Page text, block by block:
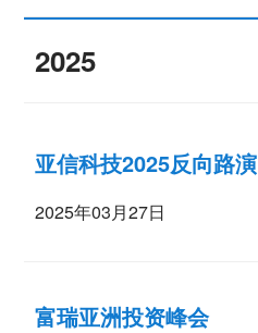
2025
亚信科技2025反向路演
2025年03月27日
富瑞亚洲投资峰会